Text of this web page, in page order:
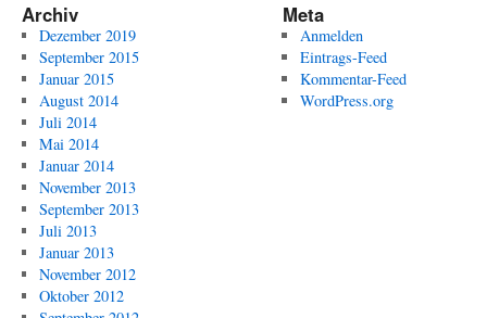
Archiv
Dezember 2019
September 2015
Januar 2015
August 2014
Juli 2014
Mai 2014
Januar 2014
November 2013
September 2013
Juli 2013
Januar 2013
November 2012
Oktober 2012
Meta
Anmelden
Eintrags-Feed
Kommentar-Feed
WordPress.org